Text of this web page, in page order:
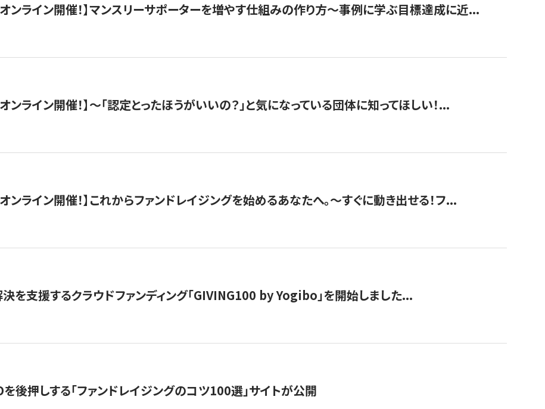
オンライン開催！】マンスリーサポーターを増やす仕組みの作り方〜事例に学ぶ目標達成に近...
オンライン開催！】〜「認定とったほうがいいの？」と気になっている団体に知ってほしい！...
オンライン開催！】これからファンドレイジングを始めるあなたへ。〜すぐに動き出せる！フ...
を支援するクラウドファンディング「GIVING100 by Yogibo」を開始しました...
後押しする「ファンドレイジングのコツ100選」サイトが公開